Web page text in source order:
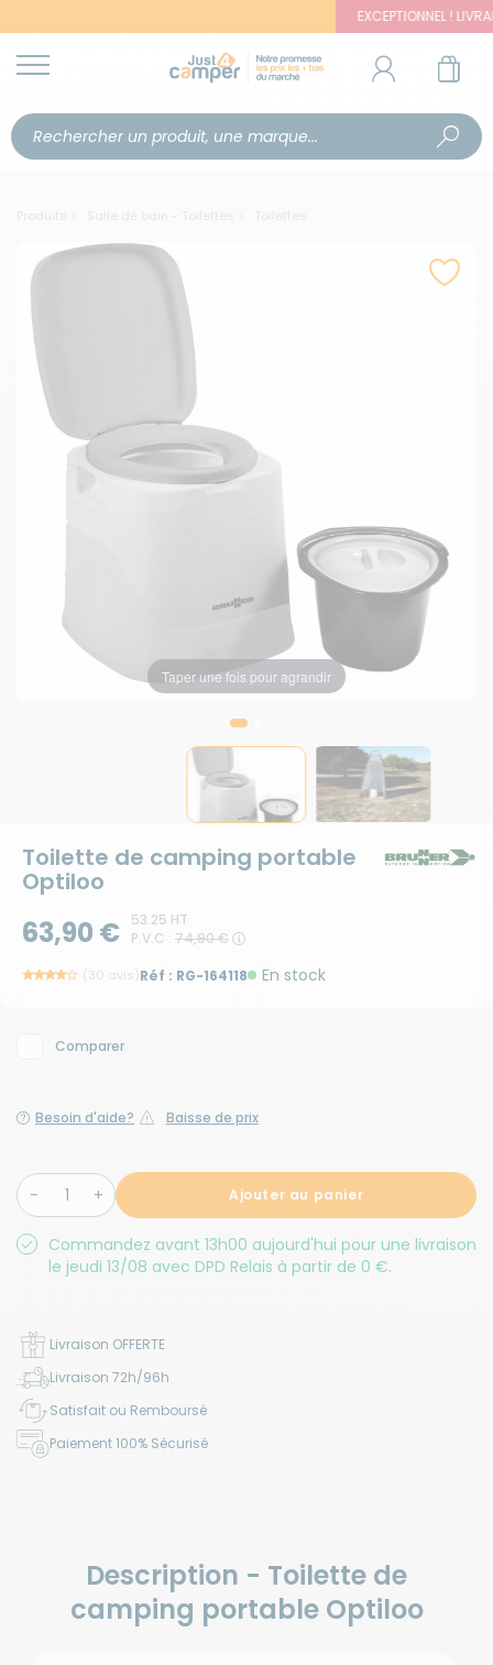
EXCEPTIONNEL ! LIVRAISON
Produits Salle de bain - Toilettes Toilettes
Taper une fois pour agrandir
Taper une fois pour agrandir
Toilette de camping portable
Optiloo
63,90 €
53.25 HT
P.V.C : 74,90 €
(30 avis)Réf : RG-164118 En stock
Comparer
Besoin d'aide? Baisse de prix
Ajouter au panier
Commandez avant 13h00 aujourd'hui pour une livraison
le jeudi 13/08 avec DPD Relais à partir de 0 €.
Livraison OFFERTE
Livraison 72h/96h
Satisfait ou Remboursé
Paiement 100% Sécurisé
Description - Toilette de
camping portable Optiloo